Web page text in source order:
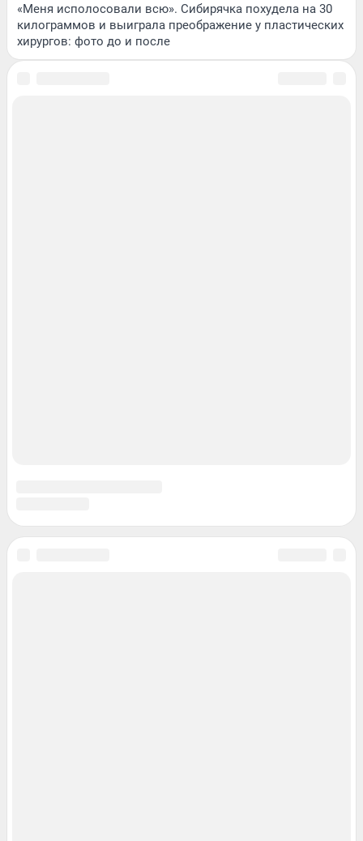
«Меня исполосовали всю». Сибирячка похудела на 30
килограммов и выиграла преображение у пластических
хирургов: фото до и после